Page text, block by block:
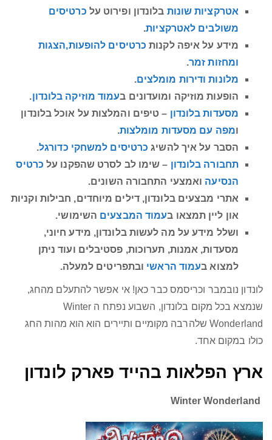
אטרקציות שונות בלונדון ופירוט על כרטיסים
משולבים לאטרקציות.
מידע על איפה לקנות כרטיסים להופעות,הצגות
ומחזות זמר.
מלונות ודירות מומלצים.
הופעות מוזיקה ומועדונים בעמוד מוזיקה בלונדון.
מסעדות בלונדון – טיפים והמלצות על אוכל בלונדון
ומפה עם מסעדות מומלצות.
הסבר על איך להשיג כרטיסים למשחקי כדורגל.
תחבורה בלונדון – שימו לב לסרט שהפקנו עלכרטיס
הנסיעה ואמצעי התחבורה השונים.
אתרי מבצעים בלונדון, דילים מיוחדים, חבילות וקניות
און ליין תמצאו בעמוד המבצעים השימושי.
ושלל מידע על מה לעשות בלונדון, מידע חיוני,
מסעדות, אמנות, תערוכות, פסטיבלים ועוד ניתן
למצוא בעמוד הראשי ובתפריטים למעלה.
לונדון נובמבר וכריסמס כבר כאן! אי אפשר להתעלם מהחג,
שנמצא בכל מקום בלונדון, השבוע נפתח ה Winter
Wonderland שלהרבה מקומיים ותיירים הוא הוא מהות החג
כולו במקום אחד.
ארץ הפלאות בהייד פארק לונדון